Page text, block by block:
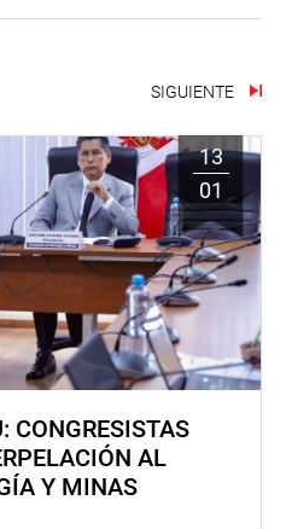
SIGUIENTE
13
01
CONGRESISTAS
AL
Y MINAS